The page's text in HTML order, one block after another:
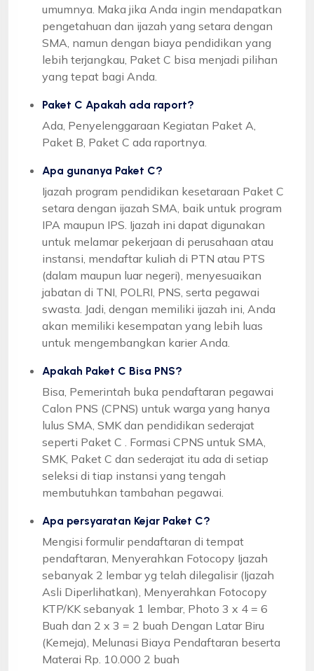
umumnya. Maka jika Anda ingin mendapatkan
pengetahuan dan ijazah yang setara dengan
SMA, namun dengan biaya pendidikan yang
lebih terjangkau, Paket C bisa menjadi pilihan
yang tepat bagi Anda.
Paket C Apakah ada raport?
Ada, Penyelenggaraan Kegiatan Paket A,
Paket B, Paket C ada raportnya.
Apa gunanya Paket C?
Ijazah program pendidikan kesetaraan Paket C
setara dengan ijazah SMA, baik untuk program
IPA maupun IPS. Ijazah ini dapat digunakan
untuk melamar pekerjaan di perusahaan atau
instansi, mendaftar kuliah di PTN atau PTS
(dalam maupun luar negeri), menyesuaikan
jabatan di TNI, POLRI, PNS, serta pegawai
swasta. Jadi, dengan memiliki ijazah ini, Anda
akan memiliki kesempatan yang lebih luas
untuk mengembangkan karier Anda.
Apakah Paket C Bisa PNS?
Bisa, Pemerintah buka pendaftaran pegawai
Calon PNS (CPNS) untuk warga yang hanya
lulus SMA, SMK dan pendidikan sederajat
seperti Paket C . Formasi CPNS untuk SMA,
SMK, Paket C dan sederajat itu ada di setiap
seleksi di tiap instansi yang tengah
membutuhkan tambahan pegawai.
Apa persyaratan Kejar Paket C?
Mengisi formulir pendaftaran di tempat
pendaftaran, Menyerahkan Fotocopy Ijazah
sebanyak 2 lembar yg telah dilegalisir (Ijazah
Asli Diperlihatkan), Menyerahkan Fotocopy
KTP/KK sebanyak 1 lembar, Photo 3 x 4 = 6
Buah dan 2 x 3 = 2 buah Dengan Latar Biru
(Kemeja), Melunasi Biaya Pendaftaran beserta
Materai Rp. 10.000 2 buah